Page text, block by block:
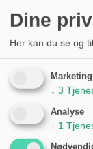
PÆRE H4
1590105
51,00 kr.
Dine
Her kan du se og
Marketing
↓ 3
Analyse
↓ 1